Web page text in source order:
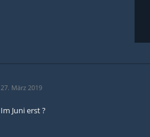
27. März 2019
Im Juni erst ?